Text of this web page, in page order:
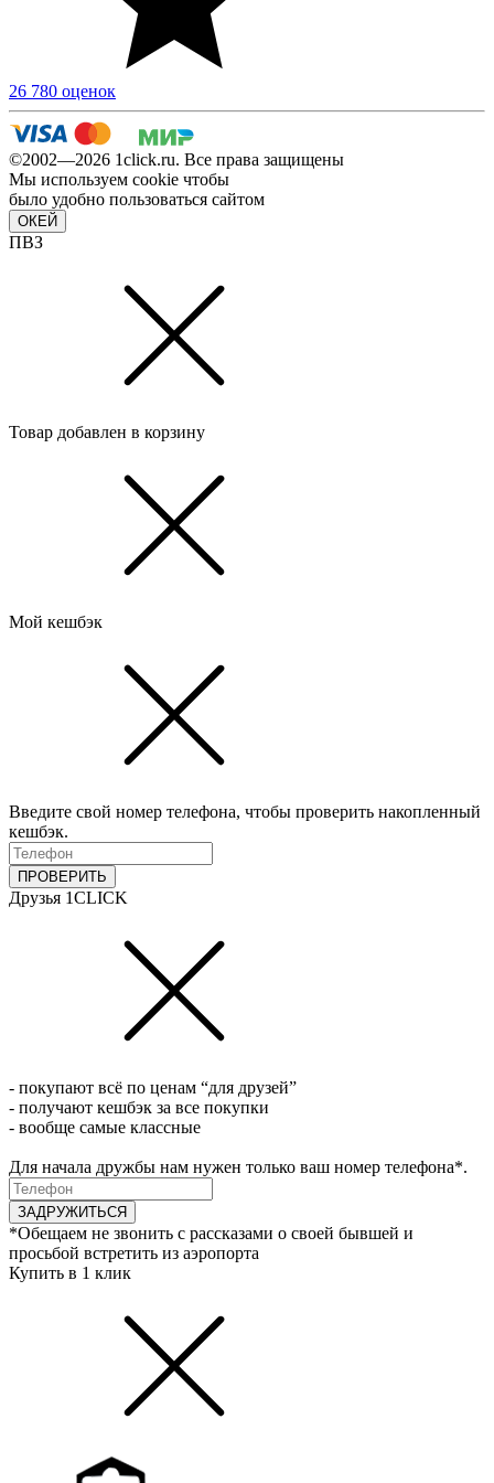
26 780 оценок
©2002—2026 1сlick.ru. Все права защищены
Мы используем cookie чтобы
было удобно пользоваться сайтом
ОКЕЙ
ПВЗ
Товар добавлен в корзину
Мой кешбэк
Введите свой номер телефона, чтобы проверить накопленный
кешбэк.
ПРОВЕРИТЬ
Друзья 1CLICK
- покупают всё по ценам “для друзей”
- получают кешбэк за все покупки
- вообще самые классные
Для начала дружбы нам нужен только ваш номер телефона*.
ЗАДРУЖИТЬСЯ
*Обещаем не звонить с рассказами о своей бывшей и
просьбой встретить из аэропорта
Купить в 1 клик